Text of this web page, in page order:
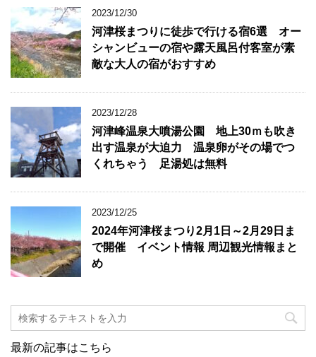
2023/12/30
河津桜まつりに徒歩で行ける宿6選 オー
シャンビューの宿や露天風呂付客室が素
敵な大人の宿がおすすめ
2023/12/28
河津峰温泉大噴湯公園 地上30ｍも吹き
出す温泉が大迫力 温泉卵がその場でつ
くれちゃう 足湯処は無料
2023/12/25
2024年河津桜まつり2月1日～2月29日ま
で開催 イベント情報 周辺観光情報まと
め
最新の記事はこちら